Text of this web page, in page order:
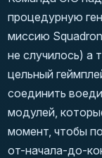
процедурную
миссию
не случилось) а
цельный
соединить
модулей,
момент, чтобы
от-начала-до-